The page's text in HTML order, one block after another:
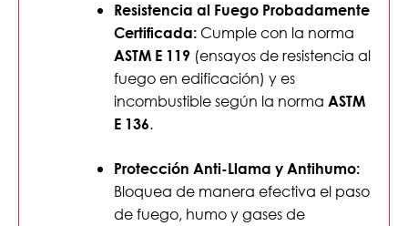
Resistencia al Fuego Probadamente
Certificada: Cumple con la norma
ASTM E 119 (ensayos de resistencia al
fuego en edificación) y es
incombustible según la norma ASTM
E 136.
Protección Anti-Llama y Antihumo:
Bloquea de manera efectiva el paso
de fuego, humo y gases de